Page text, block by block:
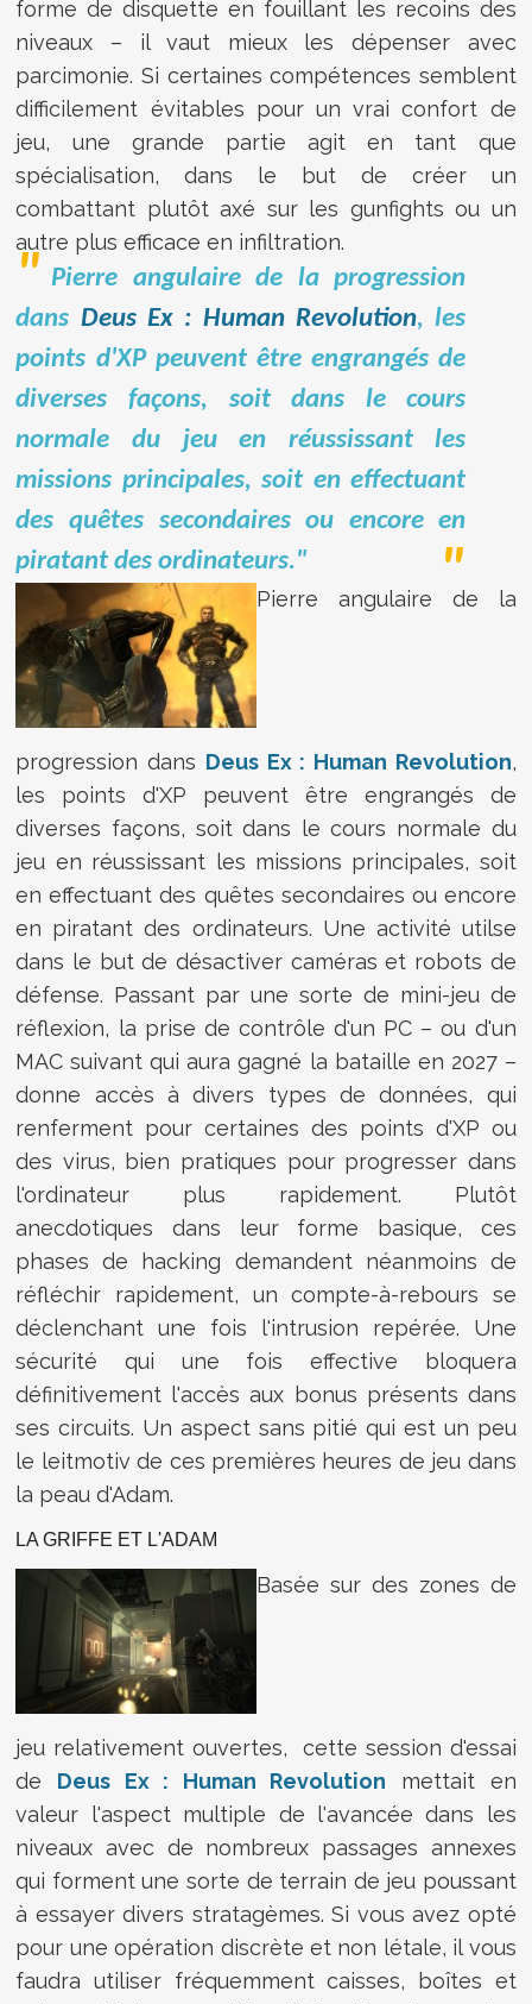
forme de disquette en fouillant les recoins des
niveaux – il vaut mieux les dépenser avec
parcimonie. Si certaines compétences semblent
difficilement évitables pour un vrai confort de
jeu, une grande partie agit en tant que
spécialisation, dans le but de créer un
combattant plutôt axé sur les gunfights ou un
autre plus efficace en infiltration.
Pierre angulaire de la progression
dans Deus Ex : Human Revolution, les
points d'XP peuvent être engrangés de
diverses façons, soit dans le cours
normale du jeu en réussissant les
missions principales, soit en effectuant
des quêtes secondaires ou encore en
piratant des ordinateurs."
Pierre angulaire de la
progression dans Deus Ex : Human Revolution,
les points d'XP peuvent être engrangés de
diverses façons, soit dans le cours normale du
jeu en réussissant les missions principales, soit
en effectuant des quêtes secondaires ou encore
en piratant des ordinateurs. Une activité utilse
dans le but de désactiver caméras et robots de
défense. Passant par une sorte de mini-jeu de
réflexion, la prise de contrôle d'un PC – ou d'un
MAC suivant qui aura gagné la bataille en 2027 –
donne accès à divers types de données, qui
renferment pour certaines des points d'XP ou
des virus, bien pratiques pour progresser dans
l'ordinateur plus rapidement. Plutôt
anecdotiques dans leur forme basique, ces
phases de hacking demandent néanmoins de
réfléchir rapidement, un compte-à-rebours se
déclenchant une fois l'intrusion repérée. Une
sécurité qui une fois effective bloquera
définitivement l'accès aux bonus présents dans
ses circuits. Un aspect sans pitié qui est un peu
le leitmotiv de ces premières heures de jeu dans
la peau d'Adam.
LA GRIFFE ET L'ADAM
Basée sur des zones de
jeu relativement ouvertes, cette session d'essai
de Deus Ex : Human Revolution mettait en
valeur l'aspect multiple de l'avancée dans les
niveaux avec de nombreux passages annexes
qui forment une sorte de terrain de jeu poussant
à essayer divers stratagèmes. Si vous avez opté
pour une opération discrète et non létale, il vous
faudra utiliser fréquemment caisses, boîtes et